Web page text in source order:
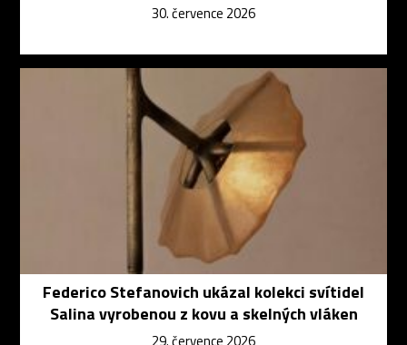
30. července 2026
Federico Stefanovich ukázal kolekci svítidel
Salina vyrobenou z kovu a skelných vláken